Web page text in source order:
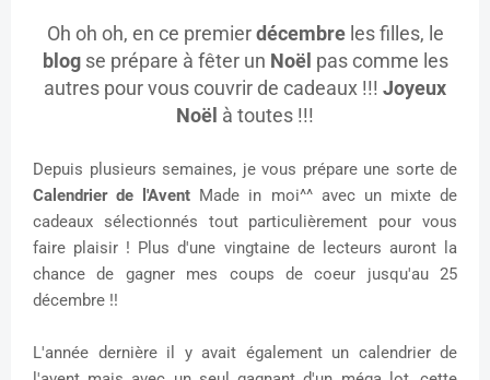
Oh oh oh, en ce premierdécembre les filles, le
blog se prépare à fêter un Noël pas comme les
autres pour vous couvrir de cadeaux !!! Joyeux
Noël à toutes !!!
Depuis plusieurs semaines, je vous prépare une sorte de
Calendrier de l'Avent Made in moi^^ avec un mixte de
cadeaux sélectionnés tout particulièrement pour vous
faire plaisir ! Plus d'une vingtaine de lecteurs auront la
chance de gagner mes coups de coeur jusqu'au 25
décembre !!
L'année dernière il y avait également un calendrier de